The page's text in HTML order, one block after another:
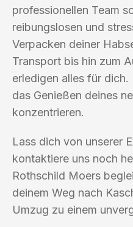
professionellen Team
reibungslosen und
Verpacken deiner
Transport bis hin zum
erledigen alles für
das Genießen deines
konzentrieren.
Lass dich von unserer
kontaktiere uns noch
Rothschild Moers
deinem Weg nach
Umzug zu einem